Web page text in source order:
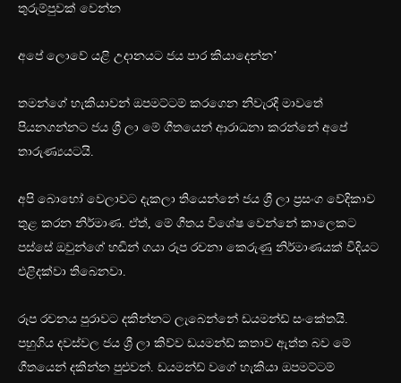
තුරුම්පුවක් වෙන්න
අපේ ලොවේ යළි උදානයට ජය පාර කියාදෙන්න’
තමන්ගේ හැකියාවන් ඔපමට්ටම් කරගෙන නිවැරදි මාවතේ
පියනගන්නට ජය ශ්‍රී ලා මේ ගීතයෙන් ආරාධනා කරන්නේ අපේ
තාරුණ්‍යයටයි‍.
අපි බොහෝ වෙලාවට දැකලා තියෙන්නේ ජය ශ්‍රී ලා ප්‍රසංග වේදිකාව
තුළ කරන නිර්මාණ. ඒත්, මේ ගීතය විශේෂ වෙන්නේ කාලෙකට
පස්සේ ඔවුන්ගේ හඬින් ගයා රූප රචනා කෙරුණු නිර්මාණයක් විදියට‍
එළිදක්වා තිබෙනවා.
රූප රචනය පුරාවට දකින්නට ලැබෙන්නේ ඩයමන්ඩ් සංකේතයි‍.
පහුගිය දවස්වල ජය ශ්‍රී ලා කිව්ව ඩයමන්ඩ් කතාව ඇත්ත බව මේ
ගීතයෙන් දකින්න පුළුවන්. ඩයමන්ඩ් වගේ හැකියා ඔපමට්ටම්